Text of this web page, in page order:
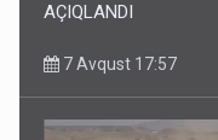
AÇIQLANDI
7 Avqust 17:57